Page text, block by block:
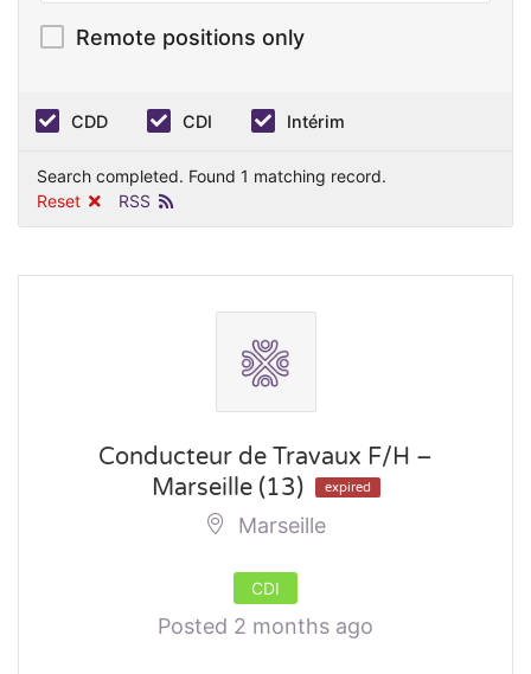
Remote positions only
CDD CDI Intérim
Search completed. Found 1 matching record.
Reset
RSS
Conducteur de Travaux F/H –
Marseille (13)
expired
Marseille
CDI
Posted 2 months ago